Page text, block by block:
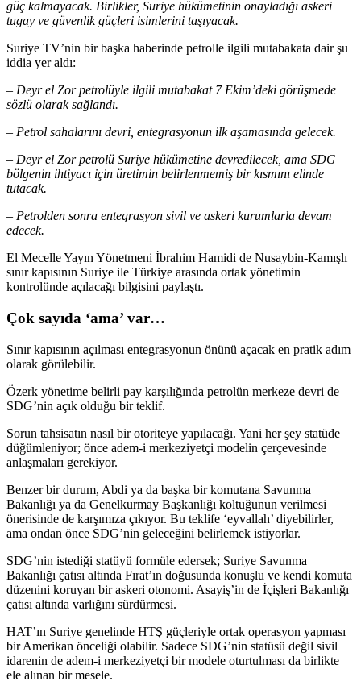
güç kalmayacak. Birlikler, Suriye hükümetinin onayladığı askeri
tugay ve güvenlik güçleri isimlerini taşıyacak.
Suriye TV’nin bir başka haberinde petrolle ilgili mutabakata dair şu
iddia yer aldı:
– Deyr el Zor petrolüyle ilgili mutabakat 7 Ekim’deki görüşmede
sözlü olarak sağlandı.
– Petrol sahalarını devri, entegrasyonun ilk aşamasında gelecek.
– Deyr el Zor petrolü Suriye hükümetine devredilecek, ama SDG
bölgenin ihtiyacı için üretimin belirlenmemiş bir kısmını elinde
tutacak.
– Petrolden sonra entegrasyon sivil ve askeri kurumlarla devam
edecek.
El Mecelle Yayın Yönetmeni İbrahim Hamidi de Nusaybin-Kamışlı
sınır kapısının Suriye ile Türkiye arasında ortak yönetimin
kontrolünde açılacağı bilgisini paylaştı.
Çok sayıda ‘ama’ var…
Sınır kapısının açılması entegrasyonun önünü açacak en pratik adım
olarak görülebilir.
Özerk yönetime belirli pay karşılığında petrolün merkeze devri de
SDG’nin açık olduğu bir teklif.
Sorun tahsisatın nasıl bir otoriteye yapılacağı. Yani her şey statüde
düğümleniyor; önce adem-i merkeziyetçi modelin çerçevesinde
anlaşmaları gerekiyor.
Benzer bir durum, Abdi ya da başka bir komutana Savunma
Bakanlığı ya da Genelkurmay Başkanlığı koltuğunun verilmesi
önerisinde de karşımıza çıkıyor. Bu teklife ‘eyvallah’ diyebilirler,
ama ondan önce SDG’nin geleceğini belirlemek istiyorlar.
SDG’nin istediği statüyü formüle edersek; Suriye Savunma
Bakanlığı çatısı altında Fırat’ın doğusunda konuşlu ve kendi komuta
düzenini koruyan bir askeri otonomi. Asayiş’in de İçişleri Bakanlığı
çatısı altında varlığını sürdürmesi.
HAT’ın Suriye genelinde HTŞ güçleriyle ortak operasyon yapması
bir Amerikan önceliği olabilir. Sadece SDG’nin statüsü değil sivil
idarenin de adem-i merkeziyetçi bir modele oturtulması da birlikte
ele alınan bir mesele.